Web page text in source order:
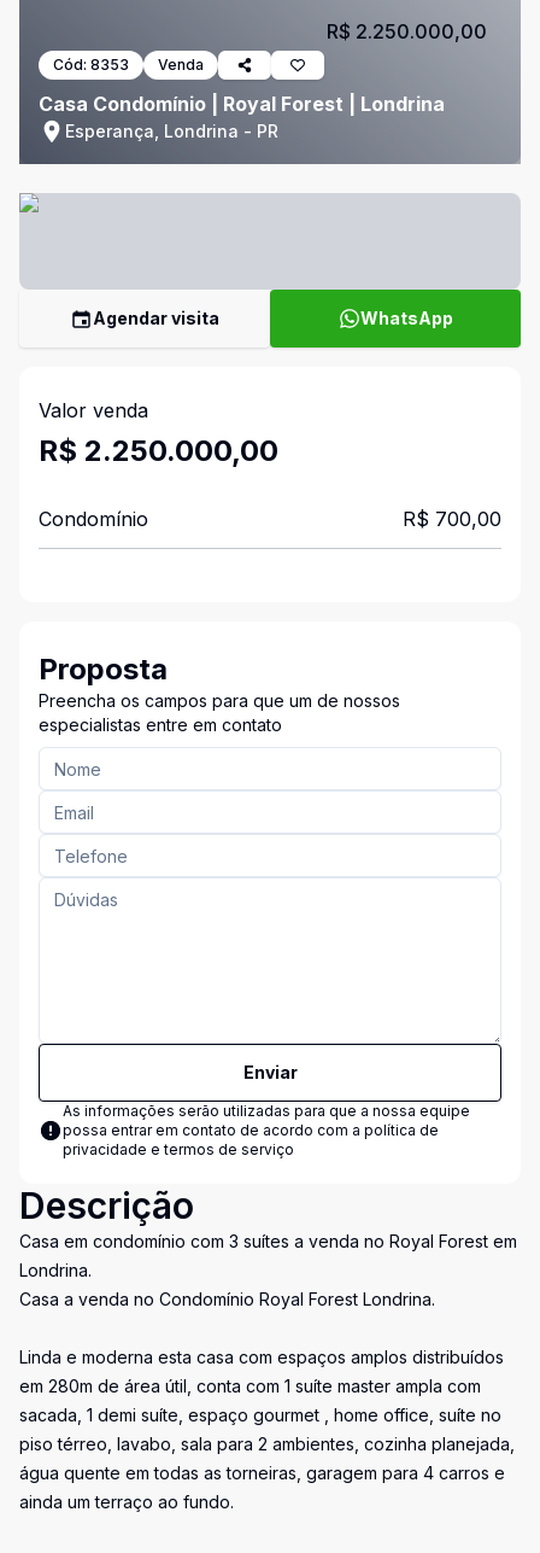
Cód: 8353 Venda
Casa Condomínio | Royal Forest | Londrina
Esperança, Londrina - PR
R$ 2.250.000,00
Agendar visita WhatsApp
Valor venda
R$ 2.250.000,00
Condomínio R$ 700,00
Proposta
Preencha os campos para que um de nossos
especialistas entre em contato
Enviar
As informações serão utilizadas para que a nossa equipe
possa entrar em contato de acordo com a política de
privacidade e termos de serviço
Descrição
Casa em condomínio com 3 suítes a venda no Royal Forest em
Londrina.
Casa a venda no Condomínio Royal Forest Londrina.
Linda e moderna esta casa com espaços amplos distribuídos
em 280m de área útil, conta com 1 suíte master ampla com
sacada, 1 demi suíte, espaço gourmet , home office, suíte no
piso térreo, lavabo, sala para 2 ambientes, cozinha planejada,
água quente em todas as torneiras, garagem para 4 carros e
ainda um terraço ao fundo.